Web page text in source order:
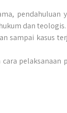
dan teologis.
sampai kasus